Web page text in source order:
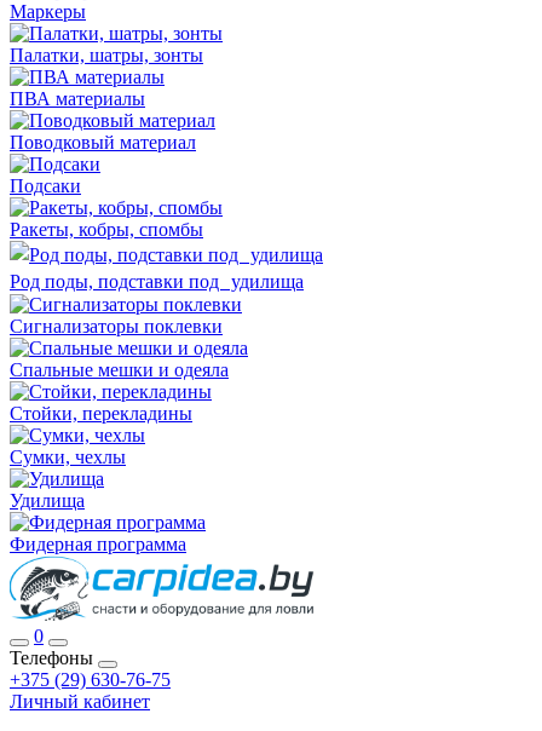
Маркеры
Палатки, шатры, зонты
ПВА материалы
Поводковый материал
Подсаки
Ракеты, кобры, спомбы
Род поды, подставки под удилища
Сигнализаторы поклевки
Спальные мешки и одеяла
Стойки, перекладины
Сумки, чехлы
Удилища
Фидерная программа
0
Телефоны
+375 (29) 630-76-75
Личный кабинет